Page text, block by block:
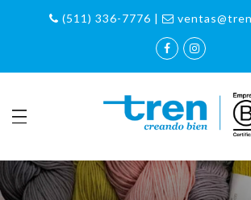
(511) 336-7776 |